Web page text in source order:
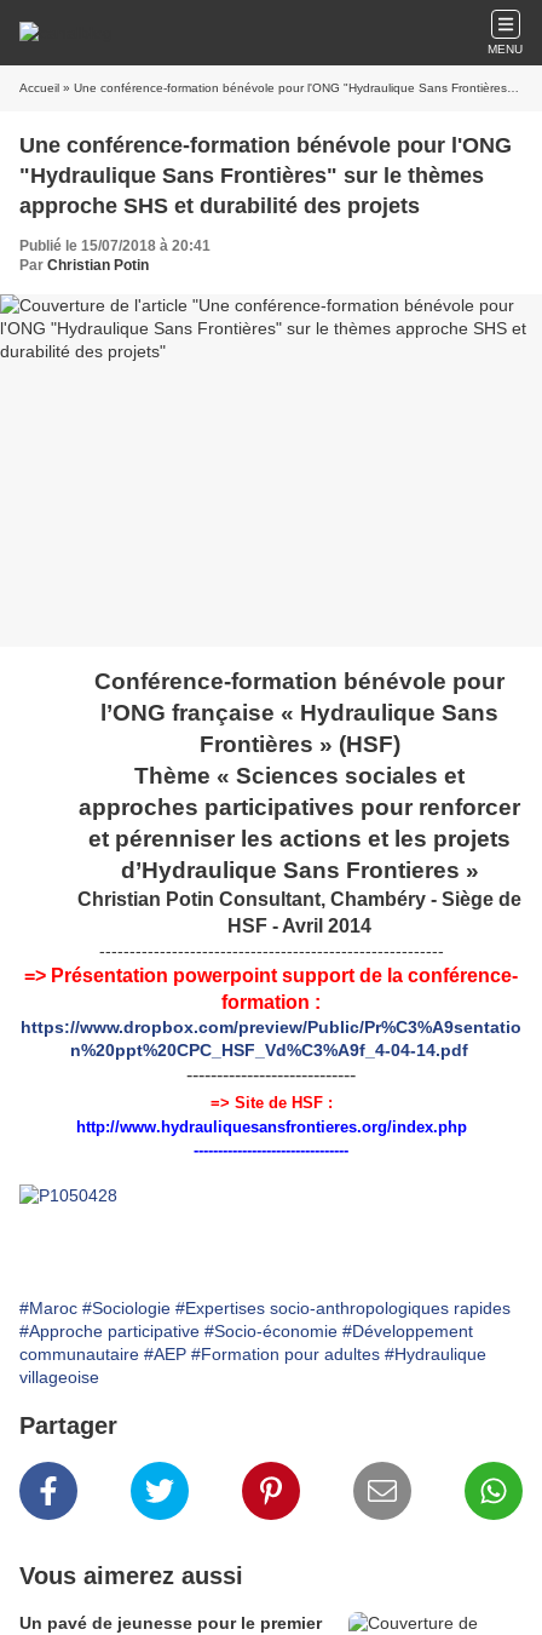
MENU
Accueil » Une conférence-formation bénévole pour l'ONG "Hydraulique Sans Frontières" sur le thèmes approche SHS et durabilité des projets
Une conférence-formation bénévole pour l'ONG
"Hydraulique Sans Frontières" sur le thèmes
approche SHS et durabilité des projets
Publié le 15/07/2018 à 20:41
Par Christian Potin
Conférence-formation bénévole pour
l’ONG française « Hydraulique Sans
Frontières » (HSF)
Thème « Sciences sociales et
approches participatives pour renforcer
et pérenniser les actions et les projets
d’Hydraulique Sans Frontieres »
Christian Potin Consultant, Chambéry - Siège de
HSF - Avril 2014
---------------------------------------------------------
=> Présentation powerpoint support de la conférence-
formation :
https://www.dropbox.com/preview/Public/Pr%C3%A9sentatio
n%20ppt%20CPC_HSF_Vd%C3%A9f_4-04-14.pdf
----------------------------
=> Site de HSF :
http://www.hydrauliquesansfrontieres.org/index.php
--------------------------------
#Maroc #Sociologie #Expertises socio-anthropologiques rapides
#Approche participative #Socio-économie #Développement
communautaire #AEP #Formation pour adultes #Hydraulique
villageoise
Partager
Vous aimerez aussi
Un pavé de jeunesse pour le premier